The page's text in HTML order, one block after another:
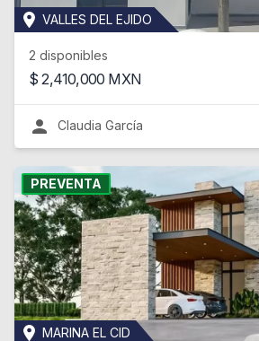
VALLES DEL EJIDO
2 disponibles
$2,410,000 MXN
Claudia García
PREVENTA
MARINA EL CID